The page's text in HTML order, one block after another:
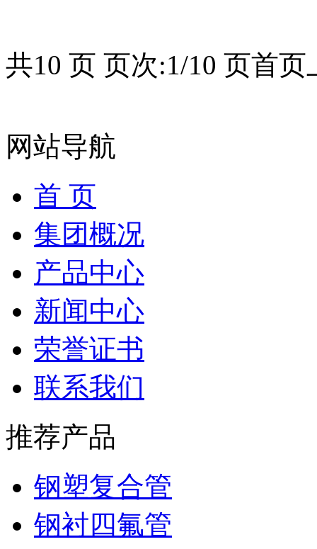
共10 页 页次:1/10 页首页
网站导航
首 页
集团概况
产品中心
新闻中心
荣誉证书
联系我们
推荐产品
钢塑复合管
钢衬四氟管